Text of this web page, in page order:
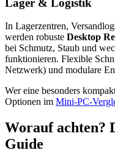
Lager & Logistik
In Lagerzentren,
werden robuste Desktop
bei Schmutz, Staub und
funktionieren. Flexible
Netzwerk) und modulare
Wer eine besonders
Optionen im Mini-PC-
Worauf achten?
Guide